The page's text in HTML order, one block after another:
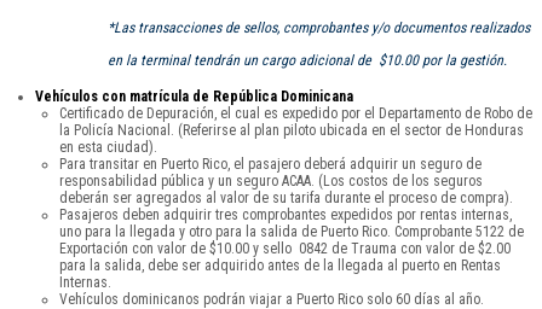
*Las transacciones de sellos, comprobantes y/o documentos realizados
en la terminal tendrán un cargo adicional de $10.00 por la gestión.
Vehículos con matrícula de República Dominicana
Certificado de Depuración, el cual es expedido por el Departamento de Robo de
la Policía Nacional. (Referirse al plan piloto ubicada en el sector de Honduras
en esta ciudad).
Para transitar en Puerto Rico, el pasajero deberá adquirir un seguro de
responsabilidad pública y un seguro ACAA. (Los costos de los seguros
deberán ser agregados al valor de su tarifa durante el proceso de compra).
Pasajeros deben adquirir tres comprobantes expedidos por rentas internas,
uno para la llegada y otro para la salida de Puerto Rico. Comprobante 5122 de
Exportación con valor de $10.00 y sello 0842 de Trauma con valor de $2.00
para la salida, debe ser adquirido antes de la llegada al puerto en Rentas
Internas.
Vehículos dominicanos podrán viajar a Puerto Rico solo 60 días al año.